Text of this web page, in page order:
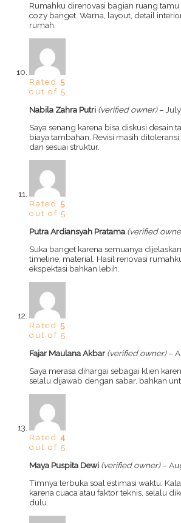
Rumahku direnovasi bagian ruang tamu
cozy banget. Warna, layout, detail
rumah.
Rated 5
out of 5
Nabila Zahra Putri (verified owner) –
Saya senang karena bisa diskusi desain
biaya tambahan. Revisi masih
dan sesuai struktur.
Rated 5
out of 5
Putra Ardiansyah Pratama (verified
Suka banget karena semuanya
timeline, material. Hasil renovasi
ekspektasi bahkan lebih.
Rated 5
out of 5
Fajar Maulana Akbar(verified owner) –
Saya merasa dihargai sebagai klien
selalu dijawab dengan sabar, bahkan
Rated 4
out of 5
Maya Puspita Dewi (verified owner) –
Timnya terbuka soal estimasi waktu.
karena cuaca atau faktor teknis, selalu
dulu.